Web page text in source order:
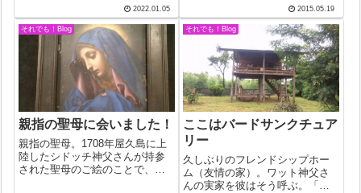
けか」と思いきや、奥の方に目
をこらすとシンクロナイズドの
鴨が２羽。これはカルガモでは
ない！エサの貝や水草をとるマ
ガモの得意技だ。...
2022.01.05
年間介護を受けて育った。その
後、母上ともども洗礼を受けた
と聞いた。復活祭に...
2015.05.19
それでも！Blog
親指の聖母に会いました！
親指の聖母。1708年屋久島に上
陸したシドッチ神父さんが持参
された聖母のご絵のことで、な
それでも！Blog
ここはバードサンクチュア
リー
久しぶりのフレンドシップホー
ム（友情の家）。ワット神父さ
んの実家を彼はそう呼ぶ。「自